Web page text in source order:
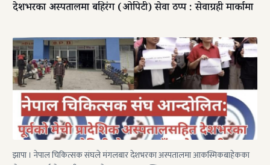
देशभरका अस्पतालमा बहिरंग (ओपिटी) सेवा ठप्प : सेवाग्रही मार्कामा
झापा । नेपाल चिकित्सक संघले मंगलबार देशभरका अस्पतालमा आकस्मिकबाहेकका